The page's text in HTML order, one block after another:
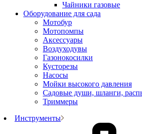
Чайники газовые
Оборудование для сада
Мотобур
Мотопомпы
Аксессуары
Воздуходувы
Газонокосилки
Кусторезы
Насосы
Мойки высокого давления
Садовые души, шланги,
Триммеры
Инструменты